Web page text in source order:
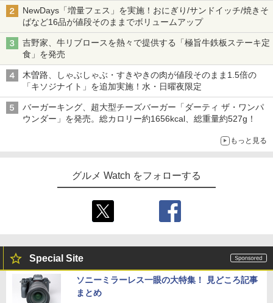
NewDays「増量フェス」を実施！おにぎり/サンドイッチ/焼きそ
ばなど16品が値段そのままでボリュームアップ
吉野家、牛リブロースを熱々で提供する「極旨牛鉄板ステーキ定
食」を発売
木曽路、しゃぶしゃぶ・すきやきの肉が値段そのまま1.5倍の
「キソジナイト」を追加実施！水・日曜夜限定
バーガーキング、超大型チーズバーガー「ダーティ ザ・ワンパ
ウンダー」を発売。総カロリー約1656kcal、総重量約527g！
もっと見る
グルメ Watch をフォローする
Special Site
ソニーミラーレス一眼の大特集！ 見どころ記事
まとめ